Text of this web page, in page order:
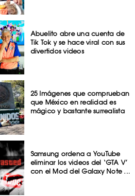
Abuelito abre una cuenta de
Tik Tok y se hace viral con sus
divertidos videos
25 Imágenes que comprueban
que México en realidad es
mágico y bastante surrealista
Samsung ordena a YouTube
eliminar los videos del ‘GTA V’
con el Mod del Galaxy Note ...